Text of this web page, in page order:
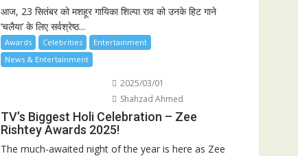
आज, 23 सितंबर को मशहूर गायिका शिल्पा राव को उनके हिट गाने
‘चलैया’ के लिए सर्वश्रेष्ठ...
Awards Celebrities
Entertainment
News & Entertainment
2025/03/01
Shahzad Ahmed
TV’s Biggest Holi Celebration – Zee
Rishtey Awards 2025!
The much-awaited night of the year is here as Zee